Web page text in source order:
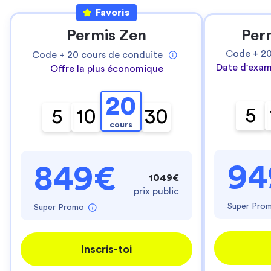
Favoris
Permis Zen
Code + 20 cours de conduite
Offre la plus économique
5 10 20
cours 30
849€
Super Promo
1049€
prix public
Inscris-toi
Code +
Date
5
Super